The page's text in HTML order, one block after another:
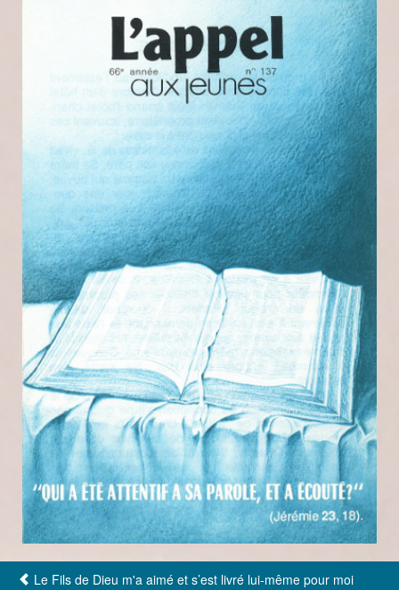
Le Fils de Dieu m'a aimé et s’est livré lui-même pour moi